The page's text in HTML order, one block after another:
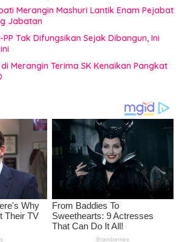
Merangin Mashuri Lantik Enam Pejabat
Jabatan
Tak Difungsikan Sejak Dibangun, Ini
Merangin Terima SK Kenaikan Pangkat